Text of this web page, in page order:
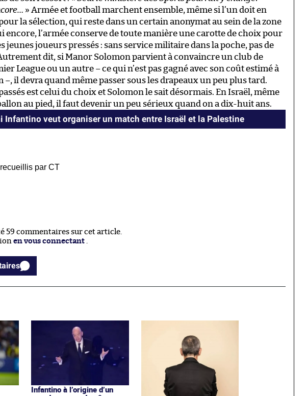
» Armée et football marchent ensemble, même si l’un doit en
la sélection, qui reste dans un certain anonymat au sein de la zone
encore, l’armée conserve de toute manière une carotte de choix pour
jeunes joueurs pressés : sans service militaire dans la poche, pas de
dit, si Manor Solomon parvient à convaincre un club de
League ou un autre – ce qui n’est pas gagné avec son coût estimé à
il devra quand même passer sous les drapeaux un peu plus tard.
est celui du choix et Solomon le sait désormais. En Israël, même
au pied, il faut devenir un peu sérieux quand on a dix-huit ans.
Infantino veut organiser un match entre Israël et la Palestine
par CT
59 commentaires sur cet article.
en vous connectant .
Infantino à l’origine d’un